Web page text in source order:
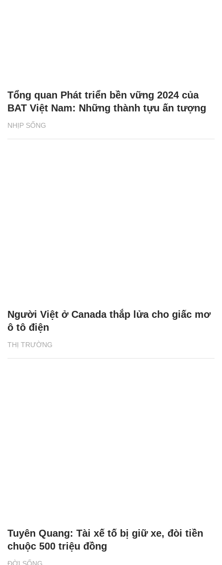
NHỊP SỐNG
Tổng quan Phát triển bền vững 2024 của
BAT Việt Nam: Những thành tựu ấn tượng
THỊ TRƯỜNG
Người Việt ở Canada thắp lửa cho giấc mơ
ô tô điện
Tuyên Quang: Tài xế tố bị giữ xe, đòi tiền
chuộc 500 triệu đồng